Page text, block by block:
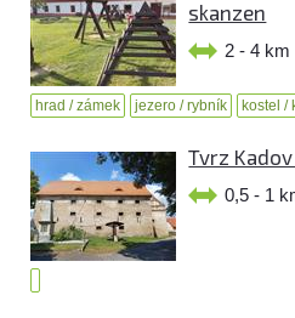
skanzen
2 - 4 km
hrad / zámek jezero / rybník kostel /
Tvrz
0,5 - 1